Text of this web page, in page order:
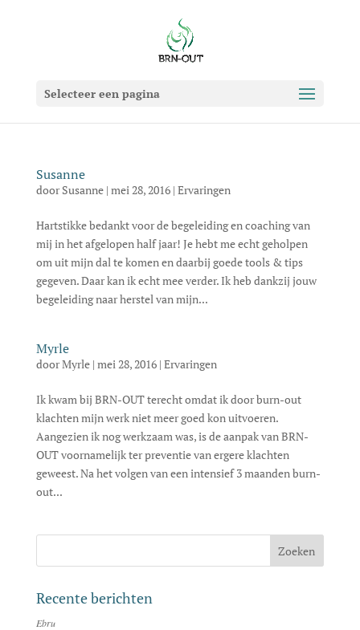
Selecteer een pagina
Susanne
doorSusanne| mei 28, 2016| Ervaringen
Hartstikke bedankt voor de begeleiding en coaching van
mij in het afgelopen half jaar! Je hebt me echt geholpen
om uit mijn dal te komen en daarbij goede tools & tips
gegeven. Daar kan ik echt mee verder. Ik heb dankzij jouw
begeleiding naar herstel van mijn...
Myrle
doorMyrle| mei 28, 2016| Ervaringen
Ik kwam bij BRN-OUT terecht omdat ik door burn-out
klachten mijn werk niet meer goed kon uitvoeren.
Aangezien ik nog werkzaam was, is de aanpak van BRN-
OUT voornamelijk ter preventie van ergere klachten
geweest. Na het volgen van een intensief 3 maanden burn-
out...
Recente berichten
Ebru